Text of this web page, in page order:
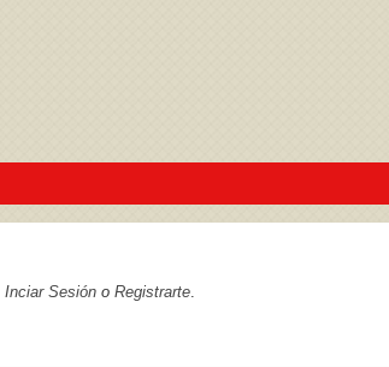
Inciar Sesión o Registrarte.